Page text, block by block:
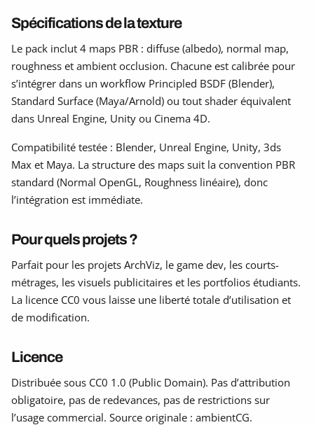
Spécifications de la texture
Le pack inclut 4 maps PBR : diffuse (albedo), normal map,
roughness et ambient occlusion. Chacune est calibrée pour
s’intégrer dans un workflow Principled BSDF (Blender),
Standard Surface (Maya/Arnold) ou tout shader équivalent
dans Unreal Engine, Unity ou Cinema 4D.
Compatibilité testée : Blender, Unreal Engine, Unity, 3ds
Max et Maya. La structure des maps suit la convention PBR
standard (Normal OpenGL, Roughness linéaire), donc
l’intégration est immédiate.
Pour quels projets ?
Parfait pour les projets ArchViz, le game dev, les courts-
métrages, les visuels publicitaires et les portfolios étudiants.
La licence CC0 vous laisse une liberté totale d’utilisation et
de modification.
Licence
Distribuée sous CC0 1.0 (Public Domain). Pas d’attribution
obligatoire, pas de redevances, pas de restrictions sur
l’usage commercial. Source originale : ambientCG.